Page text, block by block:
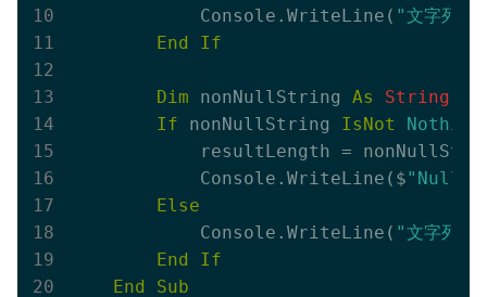
            Console.WriteLine(
"文字列
End
If
Dim nonNullString As String
If nonNullString IsNot
Nothing
resultLength =
            Console.WriteLine($
"Nullで
Else
            Console.WriteLine(
"文字列
End
If
End
Sub